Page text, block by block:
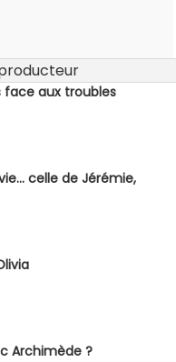
face aux troubles
celle de Jérémie,
Archimède ?